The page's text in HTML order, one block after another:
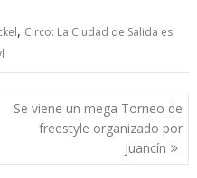
, Circo: La Ciudad de Salida es
Se viene un mega Torneo de
freestyle organizado por
Juancín